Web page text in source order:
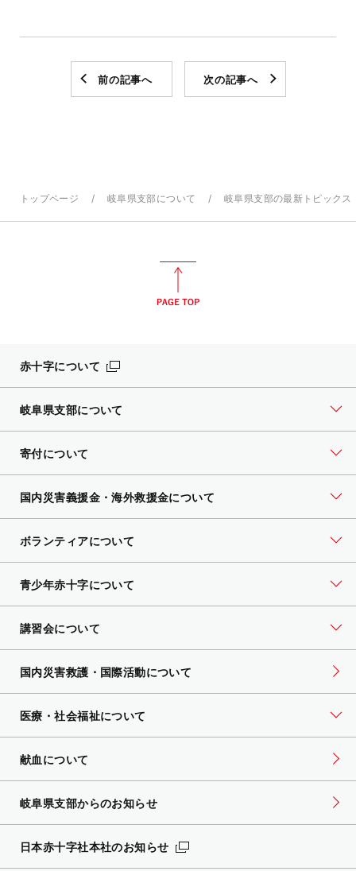
前の記事へ 次の記事へ
トップページ 岐阜県支部について 岐阜県支部の最新トピックス
赤十字について
岐阜県支部について
寄付について
国内災害義援金・海外救援金について
ボランティアについて
青少年赤十字について
講習会について
国内災害救護・国際活動について
医療・社会福祉について
献血について
岐阜県支部からのお知らせ
日本赤十字社本社のお知らせ